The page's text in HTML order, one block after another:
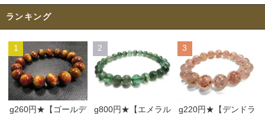
ランキング
1
g260円★【ゴールデ
2
g800円★【エメラル
3
g220円★【デンドラ